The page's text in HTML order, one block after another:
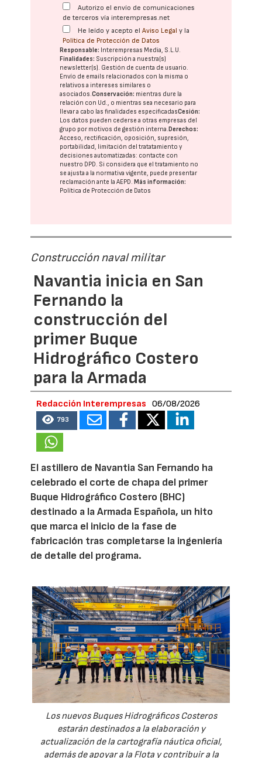
Autorizo el envío de comunicaciones
de terceros vía interempresas.net
He leído y acepto elAviso Legal y la
Política de Protección de Datos
Responsable: Interempresas Media, S.L.U.
Finalidades: Suscripción a nuestra(s)
newsletter(s). Gestión de cuenta de usuario.
Envío de emails relacionados con la misma o
relativos a intereses similares o
asociados.Conservación: mientras dure la
relación con Ud., o mientras sea necesario para
llevar a cabo las finalidades especificadasCesión:
Los datos pueden cederse a otras empresas del
grupo por motivos de gestión interna.Derechos:
Acceso, rectificación, oposición, supresión,
portabilidad, limitación del tratatamiento y
decisiones automatizadas: contacte con
nuestro DPD. Si considera que el tratamiento no
se ajusta a la normativa vigente, puede presentar
reclamación ante laAEPD.Más información:
Política de Protección de Datos
Construcción naval militar
Navantia inicia en San
Fernando la
construcción del
primer Buque
Hidrográfico Costero
para la Armada
Redacción Interempresas 06/08/2026
793
El astillero de Navantia San Fernando ha
celebrado el corte de chapa del primer
Buque Hidrográfico Costero (BHC)
destinado a la Armada Española, un hito
que marca el inicio de la fase de
fabricación tras completarse la ingeniería
de detalle del programa.
Los nuevos Buques Hidrográficos Costeros
estarán destinados a la elaboración y
actualización de la cartografía náutica oficial,
además de apoyar a la Flota y contribuir a la